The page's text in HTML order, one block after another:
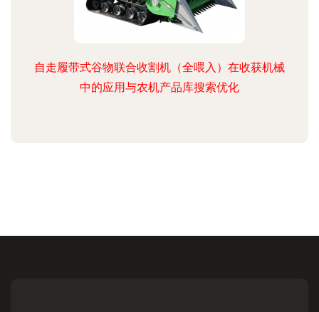
自走履带式谷物联合收割机（全喂入）在收获机械
中的应用与农机产品库搜索优化